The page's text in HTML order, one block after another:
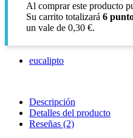
Al comprar este producto
Su carrito totalizará 6
un vale de 0,30 €.
eucalipto
Descripción
Detalles del producto
Reseñas (2)